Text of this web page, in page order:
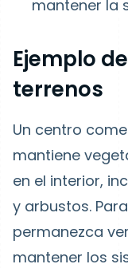
mantener la
Ejemplo
terrenos
Un centro
mantiene
en el interior,
y arbustos.
permanezca
mantener los